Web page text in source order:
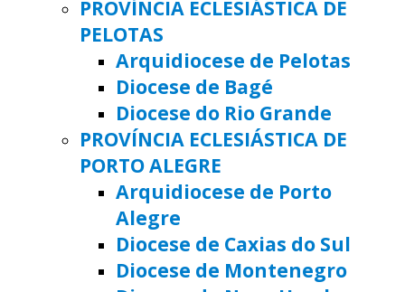
PROVÍNCIA ECLESIÁSTICA DE
PELOTAS
Arquidiocese de Pelotas
Diocese de Bagé
Diocese do Rio Grande
PROVÍNCIA ECLESIÁSTICA DE
PORTO ALEGRE
Arquidiocese de Porto
Alegre
Diocese de Caxias do Sul
Diocese de Montenegro